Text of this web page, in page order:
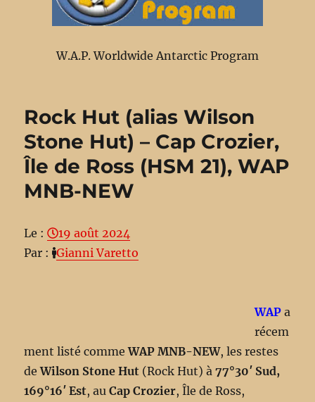
W.A.P. Worldwide Antarctic Program
Rock Hut (alias Wilson
Stone Hut) – Cap Crozier,
Île de Ross (HSM 21), WAP
MNB-NEW
Le :
19 août 2024
Par : Gianni Varetto
WAP a
récem
ment listé commeWAP MNB-NEW, les restes
deWilson Stone Hut (Rock Hut) à77°30′ Sud,
169°16′ Est, auCap Crozier, Île de Ross,